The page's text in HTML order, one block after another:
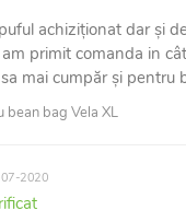
achiziționat dar și
primit comanda in
mai cumpăr și pentru
bean bag Vela XL
2020